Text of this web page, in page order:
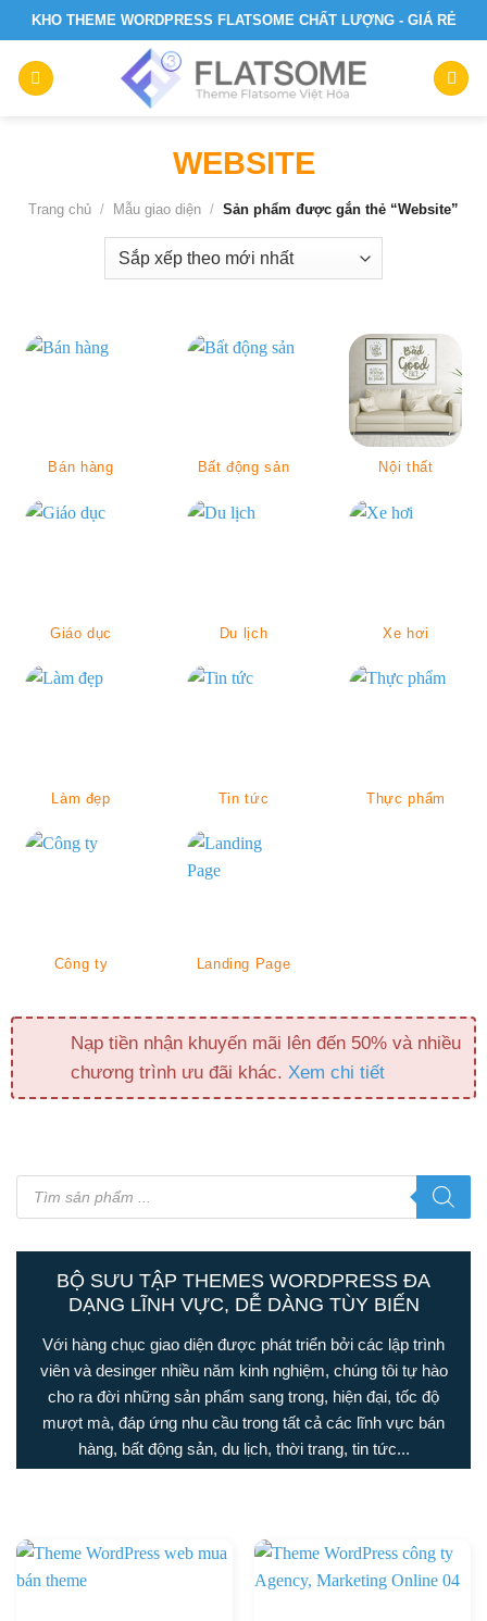
Skip
to
content
KHO THEME WORDPRESS FLATSOME CHẤT LƯỢNG - GIÁ RẺ
WEBSITE
Trang chủ / Mẫu giao diện / Sản phẩm được gắn thẻ “Website”
Bán hàng Bất động sản Nội thất
Giáo dục Du lịch Xe hơi
Làm đẹp Tin tức Thực phẩm
Công ty Landing Page
Nạp tiền nhận khuyến mãi lên đến 50% và nhiều
chương trình ưu đãi khác. Xem chi tiết
Tìm
kiếm
sản
BỘ SƯU TẬP THEMES WORDPRESS ĐA
DẠNG LĨNH VỰC, DỄ DÀNG TÙY BIẾN
Với hàng chục giao diện được phát triển bởi các lập trình
viên và desinger nhiều năm kinh nghiệm, chúng tôi tự hào
cho ra đời những sản phẩm sang trong, hiện đại, tốc độ
mượt mà, đáp ứng nhu cầu trong tất cả các lĩnh vực bán
hàng, bất động sản, du lịch, thời trang, tin tức...